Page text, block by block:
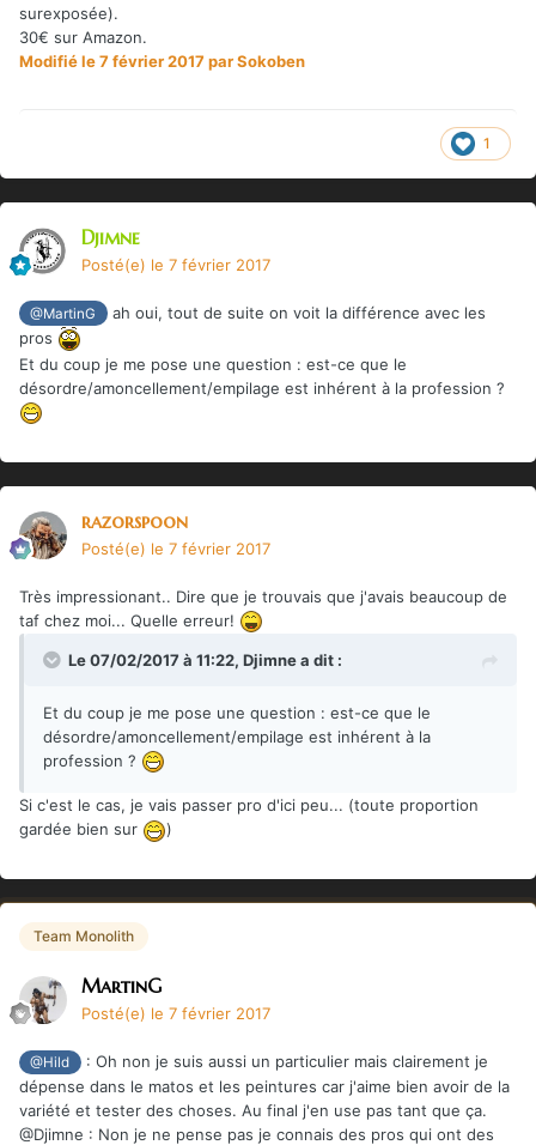
surexposée).
30€ sur Amazon.
Modifiéle 7 février 2017par Sokoben
1
Djimne
Posté(e) le 7 février 2017
@MartinG
ah oui, tout de suite on voit la différence avec les
pros
Et du coup je me pose une question : est-ce que le
désordre/amoncellement/empilage est inhérent à la profession ?
razorspoon
Posté(e) le 7 février 2017
Très impressionant.. Dire que je trouvais que j'avais beaucoup de
taf chez moi... Quelle erreur!
Le 07/02/2017 à 11:22, Djimnea dit :
Et du coup je me pose une question : est-ce que le
désordre/amoncellement/empilage est inhérent à la
profession ?
Si c'est le cas, je vais passer pro d'ici peu... (toute proportion
gardée bien sur
)
Team Monolith
MartinG
Posté(e) le 7 février 2017
@Hild
: Oh non je suis aussi un particulier mais clairement je
dépense dans le matos et les peintures car j'aime bien avoir de la
variété et tester des choses. Au final j'en use pas tant que ça.
@Djimne : Non je ne pense pas je connais des pros qui ont des